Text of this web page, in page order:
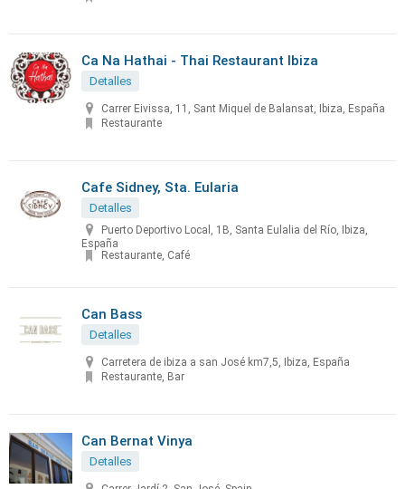
Ca Na Hathai - Thai Restaurant Ibiza
Detalles
Carrer Eivissa, 11, Sant Miquel de Balansat, Ibiza, España
Restaurante
Cafe Sidney, Sta. Eularia
Detalles
Puerto Deportivo Local, 1B, Santa Eulalia del Río, Ibiza,
España
Restaurante, Café
Can Bass
Detalles
Carretera de ibiza a san José km7,5, Ibiza, España
Restaurante, Bar
Can Bernat Vinya
Detalles